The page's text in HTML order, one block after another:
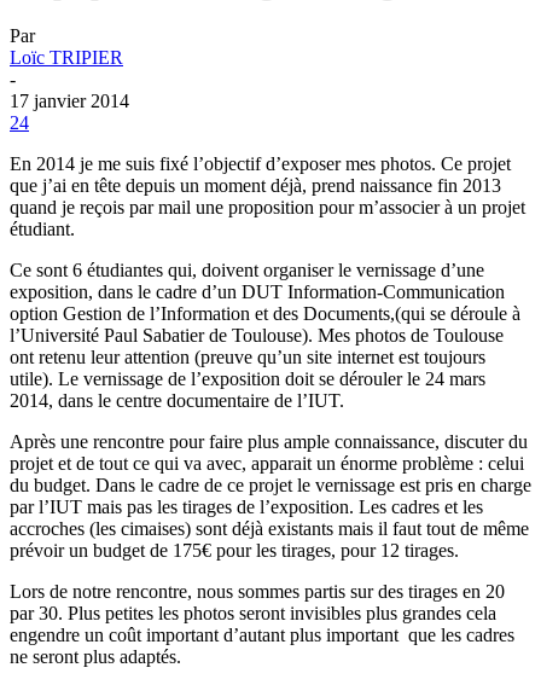
Par
Loïc TRIPIER
-
17 janvier 2014
24
En 2014 je me suis fixé l’objectif d’exposer mes photos. Ce projet
que j’ai en tête depuis un moment déjà, prend naissance fin 2013
quand je reçois par mail une proposition pour m’associer à un projet
étudiant.
Ce sont 6 étudiantes qui, doivent organiser le vernissage d’une
exposition, dans le cadre d’un DUT Information-Communication
option Gestion de l’Information et des Documents,(qui se déroule à
l’Université Paul Sabatier de Toulouse). Mes photos de Toulouse
ont retenu leur attention (preuve qu’un site internet est toujours
utile). Le vernissage de l’exposition doit se dérouler le 24 mars
2014, dans le centre documentaire de l’IUT.
Après une rencontre pour faire plus ample connaissance, discuter du
projet et de tout ce qui va avec, apparait un énorme problème : celui
du budget. Dans le cadre de ce projet le vernissage est pris en charge
par l’IUT mais pas les tirages de l’exposition. Les cadres et les
accroches (les cimaises) sont déjà existants mais il faut tout de même
prévoir un budget de 175€ pour les tirages, pour 12 tirages.
Lors de notre rencontre, nous sommes partis sur des tirages en 20
par 30. Plus petites les photos seront invisibles plus grandes cela
engendre un coût important d’autant plus important que les cadres
ne seront plus adaptés.